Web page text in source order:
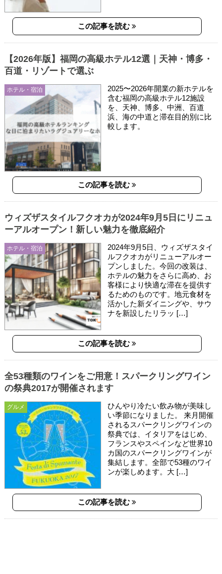
この記事を読む
ホテル・宿泊
【2026年版】福岡の高級ホテル12選｜天神・博多・
百道・リゾートで選ぶ
2025〜2026年開業の新ホテルを
含む福岡の高級ホテル12施設
を、天神、博多、中洲、百道
浜、海の中道と滞在目的別に比
較します。
この記事を読む
ホテル・宿泊
ウィズザスタイルフクオカが2024年9月5日にリニュ
ーアルオープン！新しい魅力を徹底紹介
2024年9月5日、ウィズザスタイ
ルフクオカがリニューアルオー
プンしました。今回の改装は、
ホテルの魅力をさらに高め、お
客様により快適な滞在を提供す
るためのものです。地元食材を
活かした新ダイニングや、サウ
ナを新設したリラッ […]
この記事を読む
グルメ
全53種類のワインをご用意！スパークリングワイン
の祭典2017が開催されます
ひんやり冷たい飲み物が美味し
い季節になりました。 来月開催
されるスパークリングワインの
祭典では、イタリアをはじめ、
フランスやスペインなど世界10
カ国のスパークリングワインが
集結します。全部で53種のワイ
ンが楽しめます。大 […]
この記事を読む